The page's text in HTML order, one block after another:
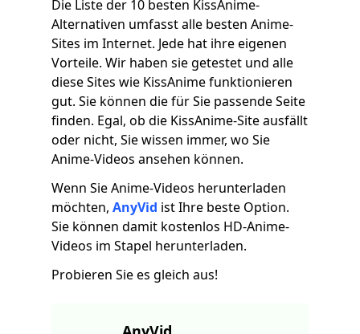
Die Liste der 10 besten KissAnime-
Alternativen umfasst alle besten Anime-
Sites im Internet. Jede hat ihre eigenen
Vorteile. Wir haben sie getestet und alle
diese Sites wie KissAnime funktionieren
gut. Sie können die für Sie passende Seite
finden. Egal, ob die KissAnime-Site ausfällt
oder nicht, Sie wissen immer, wo Sie
Anime-Videos ansehen können.
Wenn Sie Anime-Videos herunterladen
möchten, AnyVid ist Ihre beste Option.
Sie können damit kostenlos HD-Anime-
Videos im Stapel herunterladen.
Probieren Sie es gleich aus!